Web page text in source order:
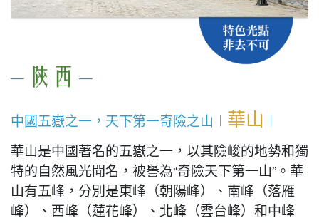
中國五嶽之一，天下第一奇險之山︱ 華山 ︱
華山是中國著名的五嶽之一，以其險峻的地勢和獨
特的自然風光聞名，被譽為“奇險天下第一山”。華
山有五峰，分別是東峰（朝陽峰）、南峰（落雁
峰）、西峰（蓮花峰）、北峰（雲台峰）和中峰